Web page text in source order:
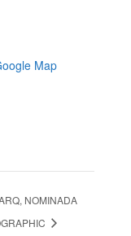
Map
NOMINADA